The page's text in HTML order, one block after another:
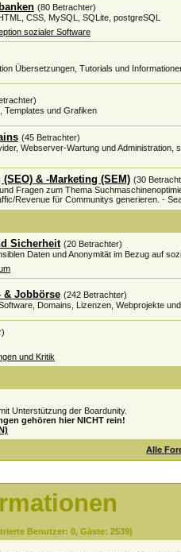
(80 Betrachter)
CSS, MySQL, SQLite, postgreSQL
sozialer Software
Übersetzungen, Tutorials und
Templates und Grafiken
(45 Betrachter)
Webserver-Wartung und Administration,
& -Marketing (SEM) (30
Fragen zum Thema
Revenue für Communitys generieren. -
Sicherheit (20 Betrachter)
Daten und Anonymität im Bezug auf
& Jobbörse (242 Betrachter)
Domains, Lizenzen, Webprojekte
und Kritik
Unterstützung der Boardunity.
gehören hier NICHT rein!
Alle
Benutzer: 0, Gäste: 2539)